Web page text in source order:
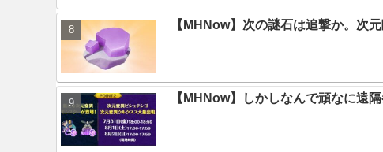
【MHNow】次の謎石は追撃か。次
【MHNow】しかしなんで頑なに遠